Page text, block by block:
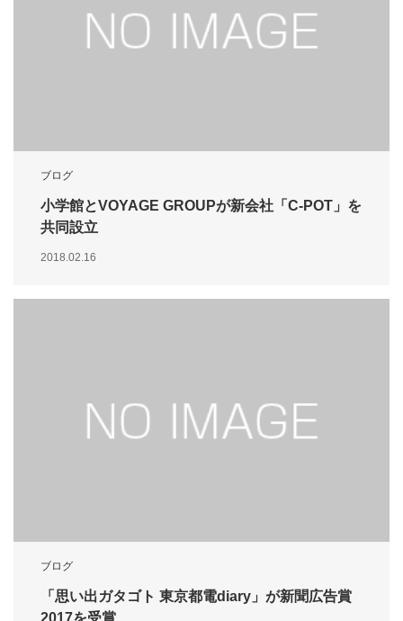
ブログ
小学館とVOYAGE GROUPが新会社「C-POT」を
共同設立
2018.02.16
ブログ
「思い出ガタゴト 東京都電diary」が新聞広告賞
2017を受賞